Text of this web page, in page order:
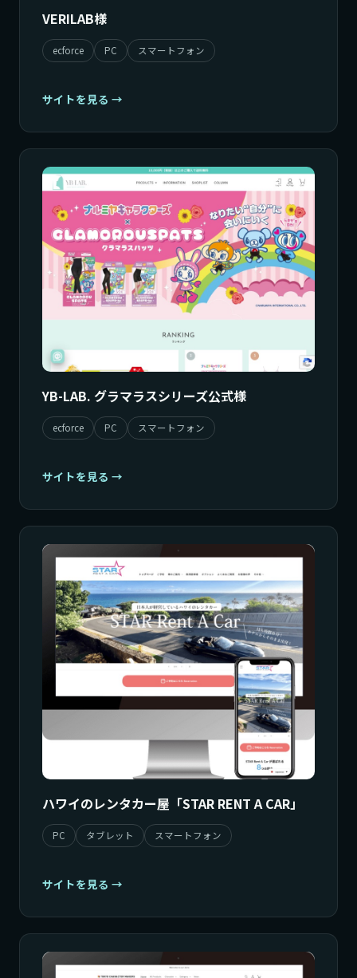
VERILAB様
ecforce PC スマートフォン
サイトを見る
YB-LAB. グラマラスシリーズ公式様
ecforce PC スマートフォン
サイトを見る
ハワイのレンタカー屋「STAR RENT A CAR」
PC タブレット スマートフォン
サイトを見る